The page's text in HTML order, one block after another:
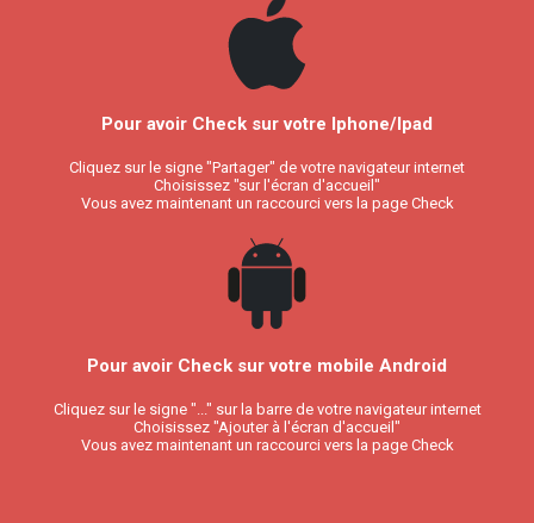
Pour avoir Check sur votre Iphone/Ipad
Cliquez sur le signe "Partager" de votre navigateur internet
Choisissez "sur l'écran d'accueil"
Vous avez maintenant un raccourci vers la page Check
Pour avoir Check sur votre mobile Android
Cliquez sur le signe "..." sur la barre de votre navigateur internet
Choisissez "Ajouter à l'écran d'accueil"
Vous avez maintenant un raccourci vers la page Check